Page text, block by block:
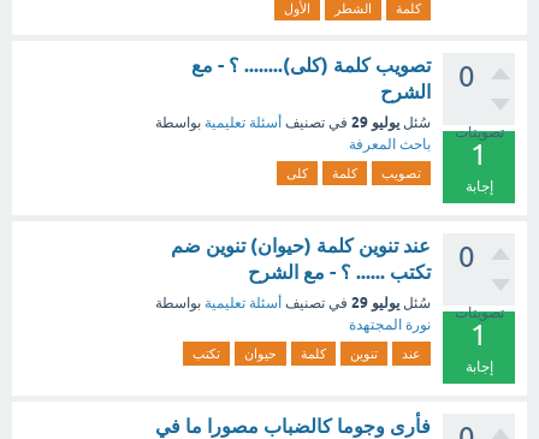
كلمة
الشطر الأول
0
تصويتات
1
إجابة
تصويب كلمة (كلى)........ ؟ - مع
الشرح
سُئل يوليو 29 في تصنيف أسئلة تعليمية بواسطة
باحث المعرفة
تصويب كلمة كلى
0
تصويتات
1
إجابة
عند تنوين كلمة (حيوان) تنوين ضم
تكتب ...... ؟ - مع الشرح
سُئل يوليو 29 في تصنيف أسئلة تعليمية بواسطة
نورة المجتهدة
عند تنوين كلمة حيوان تكتب
فأرى وجوما كالضباب مصورا ما في